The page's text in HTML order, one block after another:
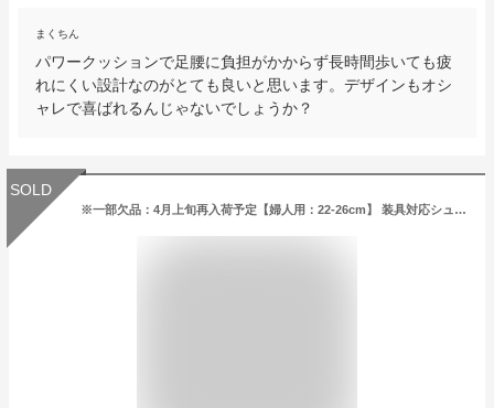
まくちん
パワークッションで足腰に負担がかからず長時間歩いても疲
れにくい設計なのがとても良いと思います。デザインもオシ
ャレで喜ばれるんじゃないでしょうか？
SOLD
※一部欠品：4月上旬再入荷予定【婦人用：22-26cm】 装具対応シューズ Vステップ05 3E 両足販売 日本製 ブラック/ベージ/ワイン （ムーンスター）【送料無料】